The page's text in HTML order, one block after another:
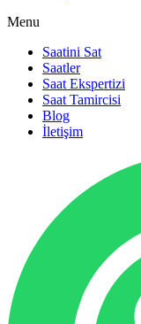
Menu
Saatini Sat
Saatler
Saat Ekspertizi
Saat Tamircisi
Blog
İletişim